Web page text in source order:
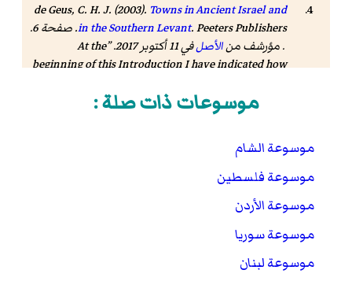
de Geus, C. H. J. (2003). Towns in Ancient Israel and
in the Southern Levant
. Peeters Publishers. صفحة 6.
. مؤرشف منالأصلفي 11 أكتوبر 2017.
At the
beginning of this Introduction I have indicated how
the region this book deals with. In Europe we are
used to the late Roman name 'Palestine,' and the
history. According to Byzantine usage it included
CisJordan and TransJordan and even Lebanon and
Sinai. In modern times, however, the name
'Palestine' has exclusively become the political
designation for a restricted area. Furthermore, in the
period this book deals with a region called 'Palestine'
did not yet exist. Also the ancient name 'Canaan'
موسوعات ذات صلة :
موسوعة الشام
موسوعة فلسطين
موسوعة الأردن
موسوعة سوريا
موسوعة لبنان